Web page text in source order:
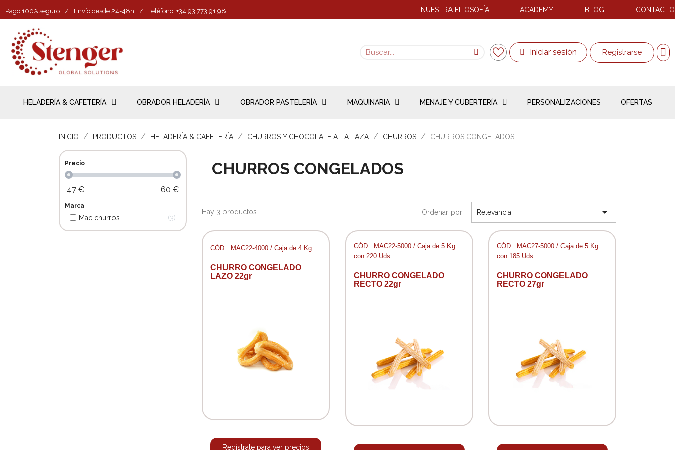
Pago 100% seguro / Envío desde 24-48h / Teléfono: +34 93 773 91 98 NUESTRA FILOSOFÍA ACADEMY BLOG CONTACTO
Iniciar sesión Registrarse
HELADERÍA & CAFETERÍA OBRADOR HELADERÍA OBRADOR PASTELERÍA MAQUINARIA MENAJE Y CUBERTERÍA PERSONALIZACIONES OFERTAS
INICIO PRODUCTOS HELADERÍA & CAFETERÍA CHURROS Y CHOCOLATE A LA TAZA CHURROS CHURROS CONGELADOS
Precio
47 € 60 €
Marca
Mac churros 3
CHURROS CONGELADOS
Hay 3 productos. Ordenar por: Relevancia 
CÓD:. MAC22-4000 / Caja de 4 Kg
CHURRO CONGELADO
LAZO 22gr
Regístrate para ver precios
CÓD:. MAC22-5000 / Caja de 5 Kg
con 220 Uds.
CHURRO CONGELADO
RECTO 22gr
CÓD:. MAC27-5000 / Caja de 5 Kg
con 185 Uds.
CHURRO CONGELADO
RECTO 27gr